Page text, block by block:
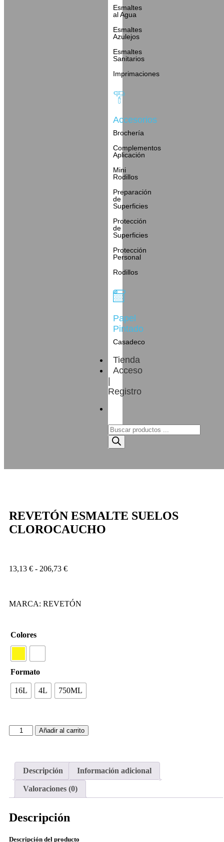
Esmaltes
al Agua
Esmaltes
Azulejos
Esmaltes
Sanitarios
Imprimaciones
Accesorios
Brochería
Complementos
Aplicación
Mini
Rodillos
Preparación
de
Superficies
Protección
de
Superficies
Protección
Personal
Rodillos
Papel
Pintado
Casadeco
Tienda
Acceso
Registro
REVETÓN ESMALTE SUELOS
CLOROCAUCHO
13,13 € - 206,73 €
MARCA: REVETÓN
Colores
Formato
16L 4L 750ML
Añadir al carrito
Descripción Información adicional
Valoraciones (0)
Descripción
Descripción del producto